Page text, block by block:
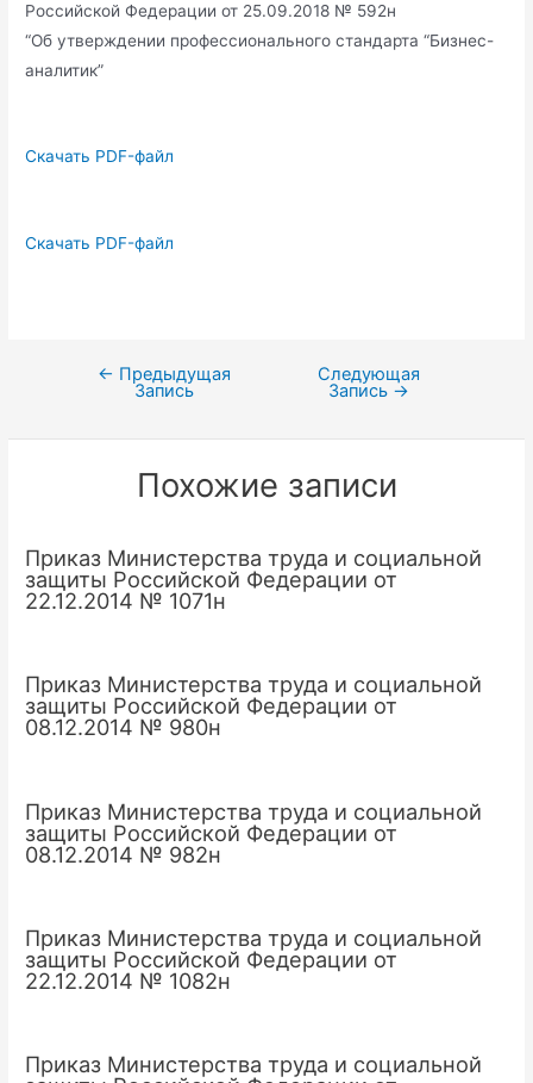
Российской Федерации от 25.09.2018 № 592н
“Об утверждении профессионального стандарта “Бизнес-
аналитик”
Скачать PDF-файл
Скачать PDF-файл
Навигация
записям
← Предыдущая
Запись
Следующая
Запись →
Похожие записи
Приказ Министерства труда и социальной
защиты Российской Федерации от
22.12.2014 № 1071н
Приказ Министерства труда и социальной
защиты Российской Федерации от
08.12.2014 № 980н
Приказ Министерства труда и социальной
защиты Российской Федерации от
08.12.2014 № 982н
Приказ Министерства труда и социальной
защиты Российской Федерации от
22.12.2014 № 1082н
Приказ Министерства труда и социальной